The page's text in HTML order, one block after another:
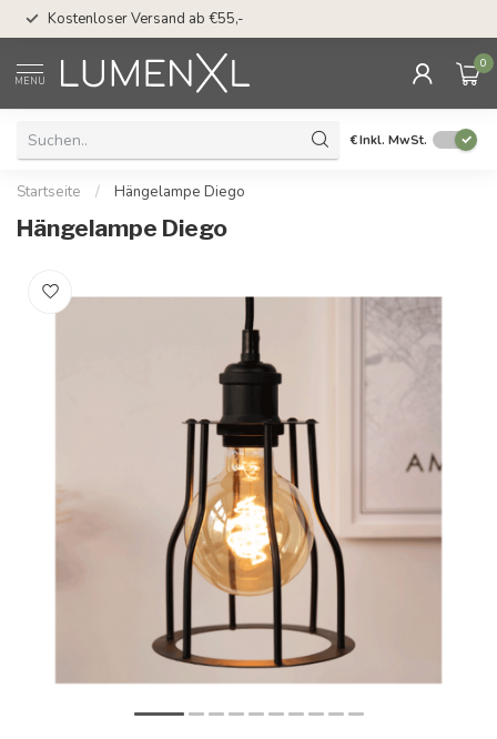
Kostenloser Versand ab €55,-
MENU
0
€Inkl. MwSt.
Startseite / Hängelampe Diego
Hängelampe Diego